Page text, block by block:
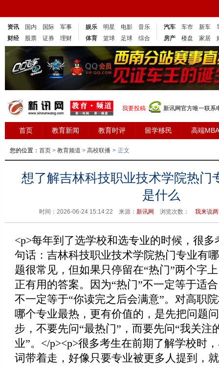
资讯 国内 国际
军事
财经
股票 证券 理财
娱乐 明星 电影
音乐
体育
篮球 足球 综合
汽车 车市 新车
房产
楼盘 家居
我要投稿 新讯网官方唯一联
首页 教育新闻 教育时评 留学移民 高端MBA
您的位置： 首页 > 教育频道 > 高校联播 > 正文
想了解吉林科技职业技术学院热门
是什么
时间：2026-06-24 15:14:22 来源： 新讯网 浏览次数： 我来说
<p>每年到了选学校和选专业的时候，很
句话：吉林科技职业技术学院热门专业有
题很常见，但如果只停留在“热门”两个字
正有用的答案。因为“热门”不一定等于适
不一定等于“你读完之后会满意”。对高职
哪个专业最热，更有价值的，是先把问题
步，不要先问“最热门”，而要先问“我关注
业”。</p><p>很多考生在前期了解学校时
词带着走，好像只要专业被更多人提到，